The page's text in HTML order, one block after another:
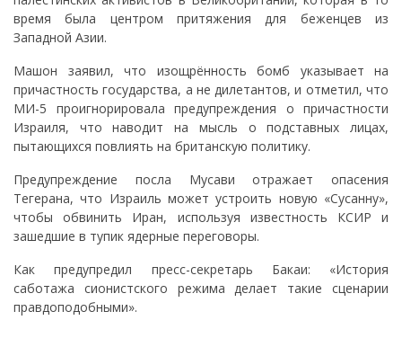
время была центром притяжения для беженцев из
Западной Азии.
Машон заявил, что изощрённость бомб указывает на
причастность государства, а не дилетантов, и отметил, что
МИ-5 проигнорировала предупреждения о причастности
Израиля, что наводит на мысль о подставных лицах,
пытающихся повлиять на британскую политику.
Предупреждение посла Мусави отражает опасения
Тегерана, что Израиль может устроить новую «Сусанну»,
чтобы обвинить Иран, используя известность КСИР и
зашедшие в тупик ядерные переговоры.
Как предупредил пресс-секретарь Бакаи: «История
саботажа сионистского режима делает такие сценарии
правдоподобными».